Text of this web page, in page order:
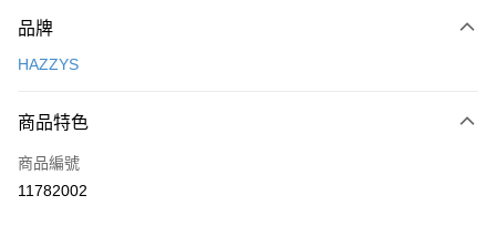
信用卡一次付款
LINE Pay
Apple Pay
品牌
HAZZYS
商品特色
商品編號
11782002